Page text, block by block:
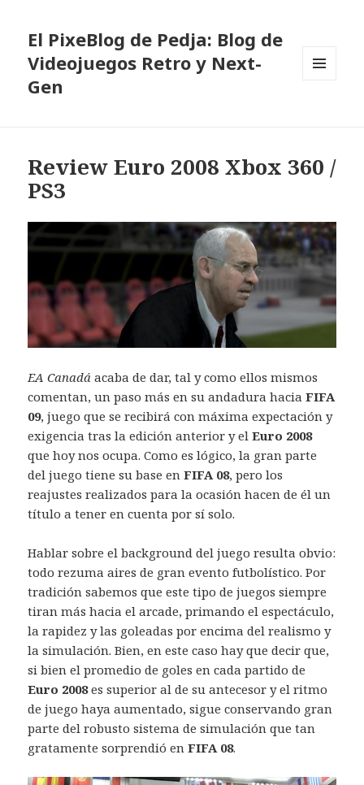
El PixeBlog de Pedja: Blog de
Videojuegos Retro y Next-
Gen
Review Euro 2008 Xbox 360 /
PS3
EA Canadá acaba de dar, tal y como ellos mismos
comentan, un paso más en su andadura haciaFIFA
09, juego que se recibirá con máxima expectación y
exigencia tras la edición anterior y elEuro 2008
que hoy nos ocupa. Como es lógico, la gran parte
del juego tiene su base enFIFA 08, pero los
reajustes realizados para la ocasión hacen de él un
título a tener en cuenta por sí solo.
Hablar sobre el background del juego resulta obvio:
todo rezuma aires de gran evento futbolístico. Por
tradición sabemos que este tipo de juegos siempre
tiran más hacia el arcade, primando el espectáculo,
la rapidez y las goleadas por encima del realismo y
la simulación. Bien, en este caso hay que decir que,
si bien el promedio de goles en cada partido de
Euro 2008es superior al de su antecesor y el ritmo
de juego haya aumentado, sigue conservando gran
parte del robusto sistema de simulación que tan
gratamente sorprendió enFIFA 08.